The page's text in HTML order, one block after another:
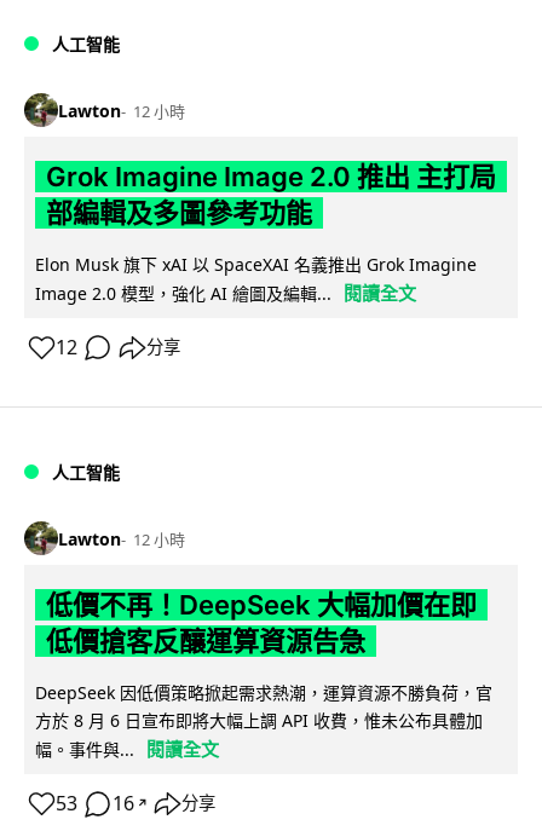
人工智能
Lawton 12 小時
Grok Imagine Image 2.0 推出 主打局
部編輯及多圖參考功能
Elon Musk 旗下 xAI 以 SpaceXAI 名義推出 Grok Imagine
Image 2.0 模型，強化 AI 繪圖及編輯...
閱讀全文
12 分享
人工智能
Lawton 12 小時
低價不再！DeepSeek 大幅加價在即
低價搶客反釀運算資源告急
DeepSeek 因低價策略掀起需求熱潮，運算資源不勝負荷，官
方於 8 月 6 日宣布即將大幅上調 API 收費，惟未公布具體加
幅。事件與...
閱讀全文
53 16 ↗ 分享